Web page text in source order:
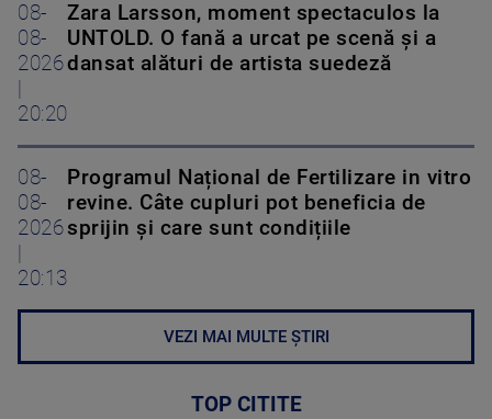
08-
08-
2026
20:20
Zara Larsson, moment spectaculos la
UNTOLD. O fană a urcat pe scenă și a
dansat alături de artista suedeză
08-
08-
2026
20:13
Programul Național de Fertilizare in vitro
revine. Câte cupluri pot beneficia de
sprijin și care sunt condițiile
VEZI MAI MULTE ȘTIRI
TOP CITITE